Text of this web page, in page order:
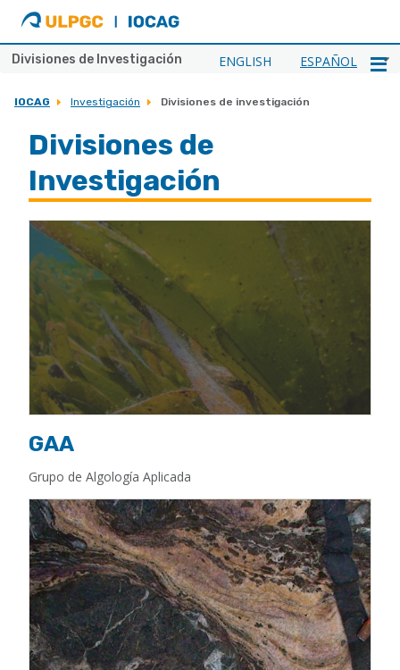
ULPGC
Ir
al
inicio
IOCAG
ENGLISH ESPAÑOL
Divisiones de Investigación
IOCAG Investigación Divisiones de investigación
Divisiones de
Investigación
GAA
Grupo de Algología Aplicada